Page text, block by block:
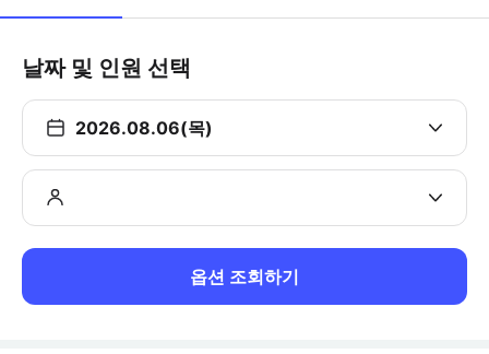
날짜 및 인원 선택
2026.08.06(목)
옵션 조회하기